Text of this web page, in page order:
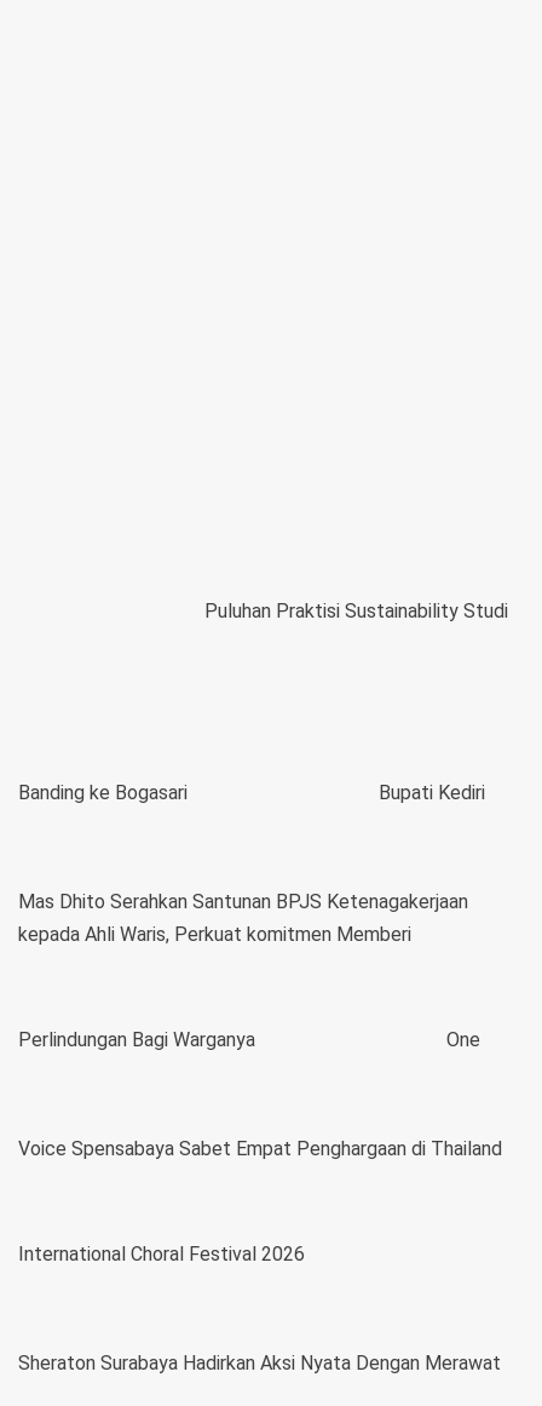
Puluhan Praktisi Sustainability Studi
Banding ke Bogasari Bupati Kediri
Mas Dhito Serahkan Santunan BPJS Ketenagakerjaan
kepada Ahli Waris, Perkuat komitmen Memberi
Perlindungan Bagi Warganya One
Voice Spensabaya Sabet Empat Penghargaan di Thailand
International Choral Festival 2026
Sheraton Surabaya Hadirkan Aksi Nyata Dengan Merawat